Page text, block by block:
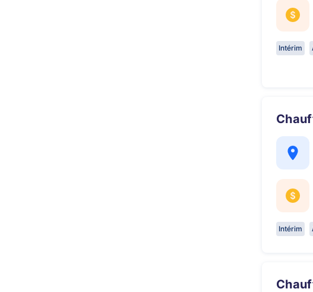
Intérim
Intérim
Chauffeur PL/SPL messagerie